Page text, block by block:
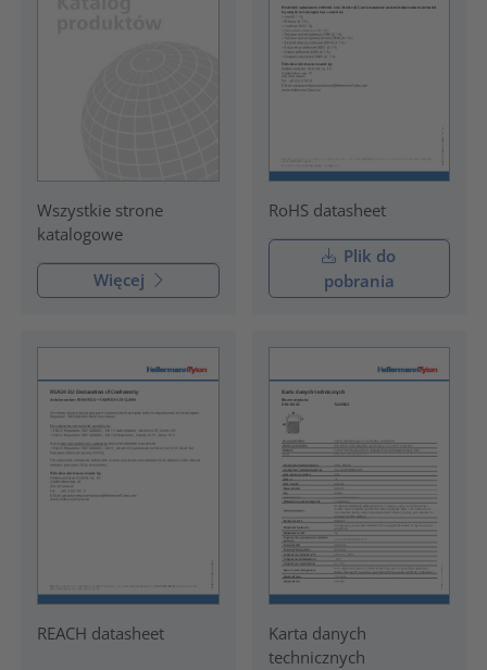
Wszystkie strone
katalogowe
Więcej
RoHS datasheet
Plik do
pobrania
REACH datasheet
Karta danych
technicznych